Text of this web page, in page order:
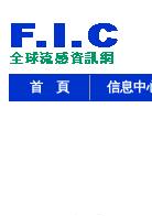
首 頁 信息中